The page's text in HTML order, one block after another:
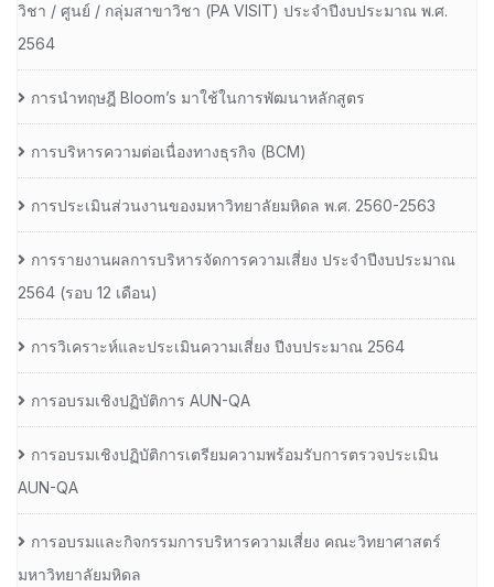
วิชา / ศูนย์ / กลุ่มสาขาวิชา (PA VISIT) ประจำปีงบประมาณ พ.ศ.​
2564
การนำทฤษฎี Bloom’s มาใช้ในการพัฒนาหลักสูตร
การบริหารความต่อเนื่องทางธุรกิจ (BCM)
การประเมินส่วนงานของมหาวิทยาลัยมหิดล พ.ศ. 2560-2563
การรายงานผลการบริหารจัดการความเสี่ยง ประจำปีงบประมาณ
2564 (รอบ 12 เดือน)
การวิเคราะห์และประเมินความเสี่ยง ปีงบประมาณ 2564
การอบรมเชิงปฏิบัติการ AUN-QA
การอบรมเชิงปฏิบัติการเตรียมความพร้อมรับการตรวจประเมิน
AUN-QA
การอบรมและกิจกรรมการบริหารความเสี่ยง คณะวิทยาศาสตร์
มหาวิทยาลัยมหิดล